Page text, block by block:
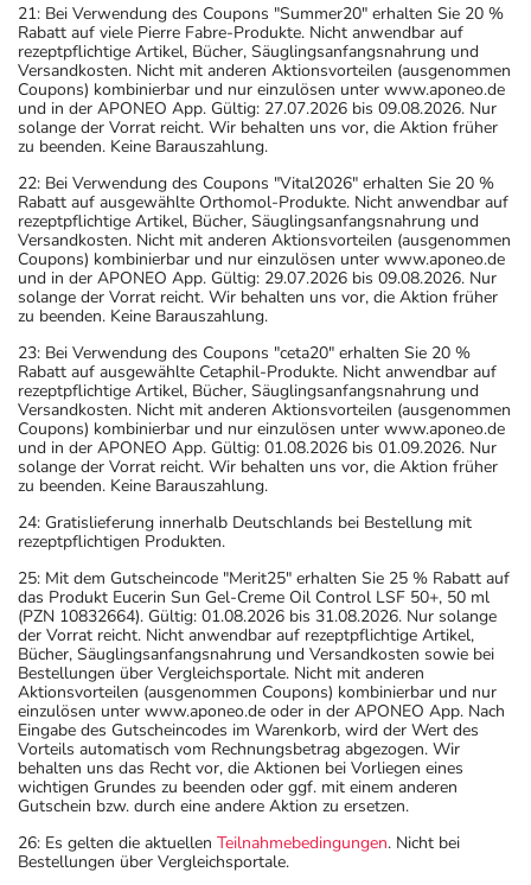
21: Bei Verwendung des Coupons "Summer20" erhalten Sie 20 %
Rabatt auf viele Pierre Fabre-Produkte. Nicht anwendbar auf
rezeptpflichtige Artikel, Bücher, Säuglingsanfangsnahrung und
Versandkosten. Nicht mit anderen Aktionsvorteilen (ausgenommen
Coupons) kombinierbar und nur einzulösen unter www.aponeo.de
und in der APONEO App. Gültig: 27.07.2026 bis 09.08.2026. Nur
solange der Vorrat reicht. Wir behalten uns vor, die Aktion früher
zu beenden. Keine Barauszahlung.
22: Bei Verwendung des Coupons "Vital2026" erhalten Sie 20 %
Rabatt auf ausgewählte Orthomol-Produkte. Nicht anwendbar auf
rezeptpflichtige Artikel, Bücher, Säuglingsanfangsnahrung und
Versandkosten. Nicht mit anderen Aktionsvorteilen (ausgenommen
Coupons) kombinierbar und nur einzulösen unter www.aponeo.de
und in der APONEO App. Gültig: 29.07.2026 bis 09.08.2026. Nur
solange der Vorrat reicht. Wir behalten uns vor, die Aktion früher
zu beenden. Keine Barauszahlung.
23: Bei Verwendung des Coupons "ceta20" erhalten Sie 20 %
Rabatt auf ausgewählte Cetaphil-Produkte. Nicht anwendbar auf
rezeptpflichtige Artikel, Bücher, Säuglingsanfangsnahrung und
Versandkosten. Nicht mit anderen Aktionsvorteilen (ausgenommen
Coupons) kombinierbar und nur einzulösen unter www.aponeo.de
und in der APONEO App. Gültig: 01.08.2026 bis 01.09.2026. Nur
solange der Vorrat reicht. Wir behalten uns vor, die Aktion früher
zu beenden. Keine Barauszahlung.
24: Gratislieferung innerhalb Deutschlands bei Bestellung mit
rezeptpflichtigen Produkten.
25: Mit dem Gutscheincode "Merit25" erhalten Sie 25 % Rabatt auf
das Produkt Eucerin Sun Gel-Creme Oil Control LSF 50+, 50 ml
(PZN 10832664). Gültig: 01.08.2026 bis 31.08.2026. Nur solange
der Vorrat reicht. Nicht anwendbar auf rezeptpflichtige Artikel,
Bücher, Säuglingsanfangsnahrung und Versandkosten sowie bei
Bestellungen über Vergleichsportale. Nicht mit anderen
Aktionsvorteilen (ausgenommen Coupons) kombinierbar und nur
einzulösen unter www.aponeo.de oder in der APONEO App. Nach
Eingabe des Gutscheincodes im Warenkorb, wird der Wert des
Vorteils automatisch vom Rechnungsbetrag abgezogen. Wir
behalten uns das Recht vor, die Aktionen bei Vorliegen eines
wichtigen Grundes zu beenden oder ggf. mit einem anderen
Gutschein bzw. durch eine andere Aktion zu ersetzen.
26: Es gelten die aktuellen Teilnahmebedingungen. Nicht bei
Bestellungen über Vergleichsportale.